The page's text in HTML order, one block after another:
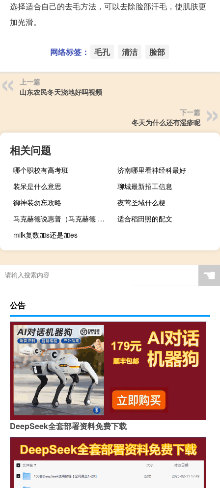
选择适合自己的去毛方法，可以去除脸部汗毛，使肌肤更
加光滑。
网络标签： 毛孔 清洁 脸部
上一篇
山东农民冬天浇地好吗视频
下一篇
冬天为什么还有湿疹呢
相关问题
哪个职校有高考班
济南哪里看神经科最好
装呆是什么意思
聊城最新招工信息
御神装勿忘攻略
夜莺圣域什么梗
马克赫德说惠普（马克赫德 惠普前首席执行官 62岁）
适合稻田照的配文
milk复数加s还是加es
☚
公告
DeepSeek全套部署资料免费下载